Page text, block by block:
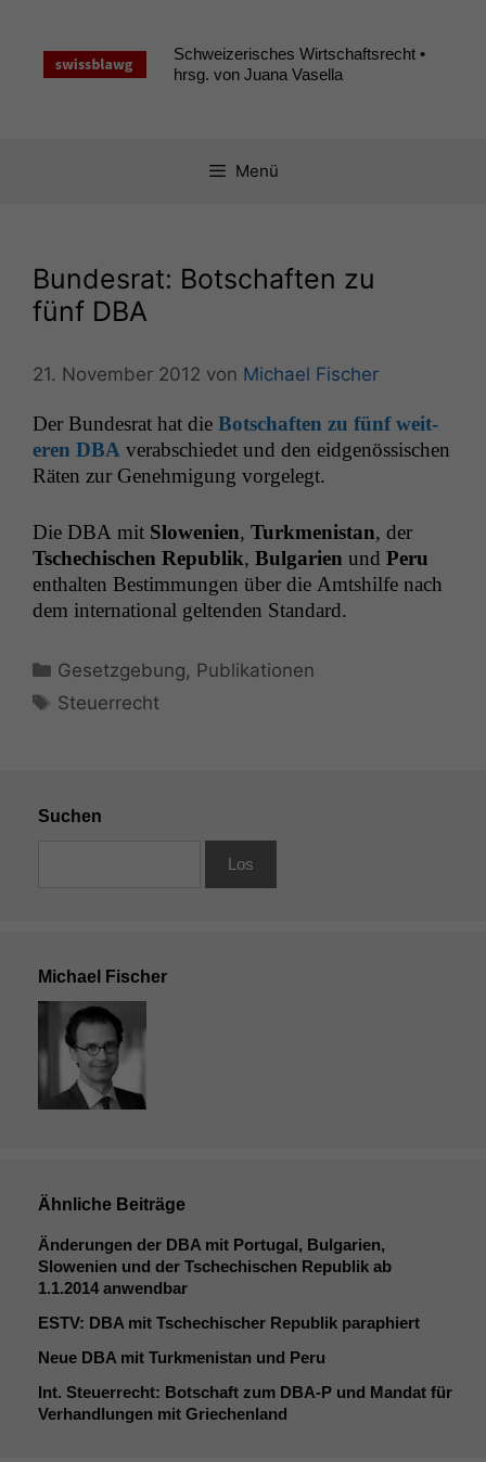
springen
Schweizerisches Wirtschaftsrecht •
hrsg. von Juana Vasella
Menü
Bundesrat: Botschaften zu
fünf DBA
21. November 2012 von Michael Fischer
Der Bun­desrat hat die Botschaften zu fünf weit­
eren DBA ver­ab­schiedet und den eid­genös­sis­chen
Räten zur Genehmi­gung vorgelegt.
Die DBA mit Slowe­nien, Turk­menistan, der
Tschechis­chen Repub­lik, Bul­gar­ien und Peru
enthal­ten Bes­tim­mungen über die Amt­shil­fe nach
dem inter­na­tion­al gel­tenden Standard.
Kategorien
Gesetzgebung, Publikationen
Schlagwörter
Steuerrecht
Suchen
Michael Fischer
Ähnliche Beiträge
Änderungen der DBA mit Portugal, Bulgarien,
Slowenien und der Tschechischen Republik ab
1.1.2014 anwendbar
ESTV: DBA mit Tschechischer Republik paraphiert
Neue DBA mit Turkmenistan und Peru
Int. Steuerrecht: Botschaft zum DBA‑P und Mandat für
Verhandlungen mit Griechenland